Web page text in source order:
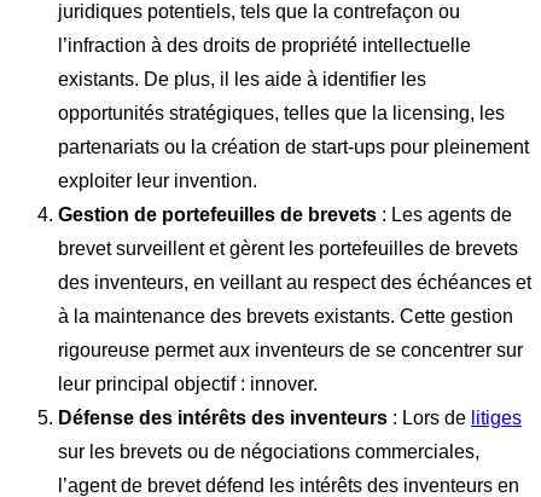
juridiques potentiels, tels que la contrefaçon ou
l’infraction à des droits de propriété intellectuelle
existants. De plus, il les aide à identifier les
opportunités stratégiques, telles que la licensing, les
partenariats ou la création de start-ups pour pleinement
exploiter leur invention.
Gestion de portefeuilles de brevets : Les agents de
brevet surveillent et gèrent les portefeuilles de brevets
des inventeurs, en veillant au respect des échéances et
à la maintenance des brevets existants. Cette gestion
rigoureuse permet aux inventeurs de se concentrer sur
leur principal objectif : innover.
Défense des intérêts des inventeurs : Lors de litiges
sur les brevets ou de négociations commerciales,
l’agent de brevet défend les intérêts des inventeurs en